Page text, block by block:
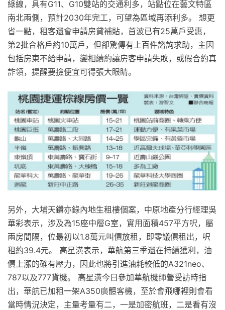
綠線，具有G11、G10雙站的交通利多，站點位在藝文特區
南北兩側，預計2030年完工，可望為區域再添利多。 想更
省一點，租客還會申請房貸補貼，首波已有25萬戶受惠，
第2批合格戶約10萬戶，但卻驚傳有上百件諮詢求助，主因
包括房東不給申請，變相續約讓房客申請失敗，或假合約真
詐領，提醒要撿便宜可得張大眼睛。
另外，大埔天鑽亦錄內地生租樓個案，中原地產分行經理吳
華彩表示，涉及為15座中層G室，實用面積457平方呎，屬
兩房間隔，位最初以1.8萬元叫價放租，即零議價租出，呎
租約39.4元。 高星潢表示，華航第三季還在持續獲利，油
價上漲的確有壓力，因此也將引進油耗較低的A321neo、
787以及777貨機。 高星潢今日參加華航機師營受訪時指
出，華航已加租一架A350廣體客機，至於會飛哪裡則會看
當時情況決定，主量考量有二，一是加密航班，二是看有沒